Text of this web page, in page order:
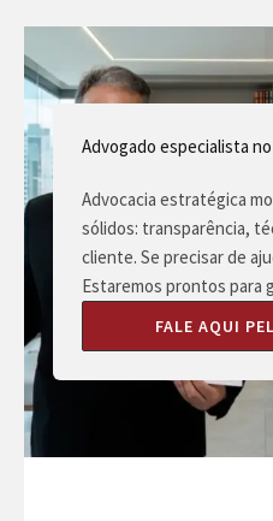
Advogado especialista
Advocacia estratégica
sólidos: transparência,
cliente. Se precisar de
Estaremos prontos para
FALE AQUI